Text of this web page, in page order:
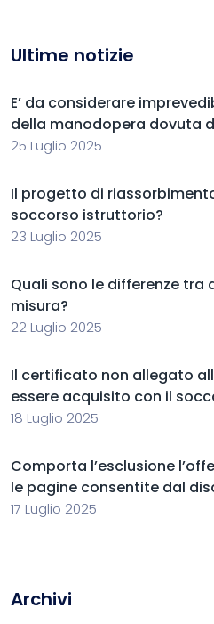
Ultime notizie
E’ da considerare
della manodopera dovuta
25 Luglio 2025
Il progetto di
soccorso istruttorio?
23 Luglio 2025
Quali sono le differenze tra
misura?
22 Luglio 2025
Il certificato non allegato
essere acquisito con il
18 Luglio 2025
Comporta l’esclusione
le pagine consentite dal
17 Luglio 2025
Archivi